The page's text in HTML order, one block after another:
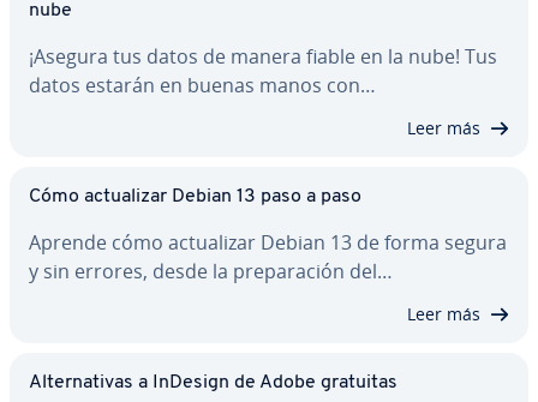
nube
¡Asegura tus datos de manera fiable en la nube! Tus
datos estarán en buenas manos con…
Leer más
Cómo ac­tua­li­zar Debian 13 paso a paso
Aprende cómo ac­tua­li­zar Debian 13 de forma segura
y sin errores, desde la pre­pa­ra­ción del…
Leer más
Al­te­r­na­ti­vas a InDesign de Adobe gratuitas